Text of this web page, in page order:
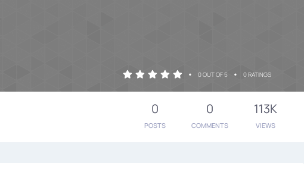
• 0 OUT OF 5 • 0 RATINGS
0
POSTS
0
COMMENTS
113K
VIEWS